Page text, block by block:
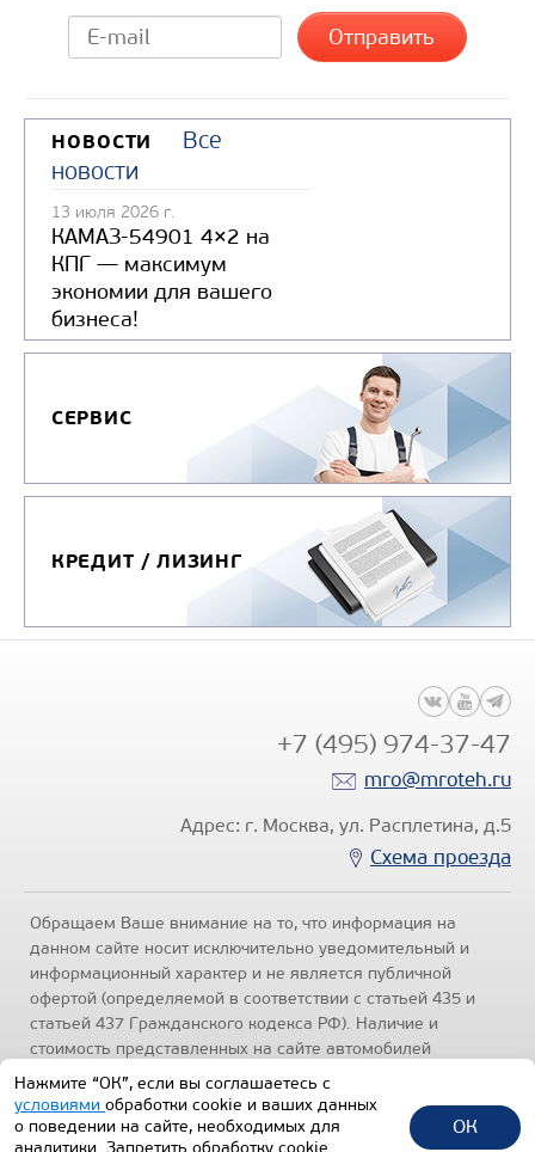
НОВОСТИ
Все
новости
13 июля 2026 г.
КАМАЗ-54901 4×2 на
КПГ — максимум
экономии для вашего
бизнеса!
СЕРВИС
КРЕДИТ / ЛИЗИНГ
+7 (495) 974-37-47
mro@mroteh.ru
Адрес: г. Москва, ул. Расплетина, д.5
Схема проезда
Обращаем Ваше внимание на то, что информация на
данном сайте носит исключительно уведомительный и
информационный характер и не является публичной
офертой (определяемой в соответствии с статьей 435 и
статьей 437 Гражданского кодекса РФ). Наличие и
стоимость представленных на сайте автомобилей
уточняйте по телефонам отделов продаж, представленных
в разделе "Контакты" настоящего ресурса.
конфиденциальности.
Нажмите “ОК”, если вы соглашаетесь с
условиями обработки cookie и ваших данных
о поведении на сайте, необходимых для
аналитики. Запретить обработку cookie
ОК